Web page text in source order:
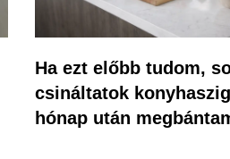
Ha ezt előbb tudom,
csináltatok
hónap után